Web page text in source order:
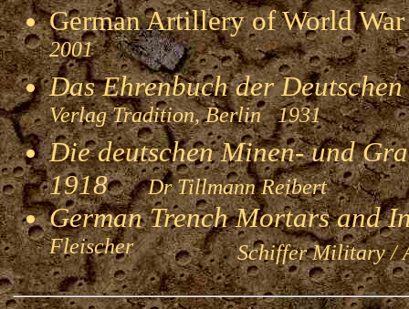
German Artillery of World
2001
Das Ehrenbuch der
Verlag Tradition, Berlin 1931
Die deutschen Minen- und
1918Dr Tillmann Reibert
German Trench Mortars and
FleischerSchiffer Military /